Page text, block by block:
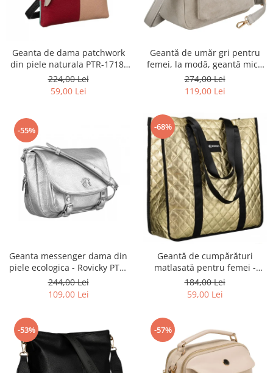
Geanta de dama patchwork
din piele naturala PTR-1718-
SKL-6922 MULTI
224,00 Lei
59,00 Lei
Geantă de umăr gri pentru
femei, la modă, geantă mică
urbană cu fermoar, piele
ecologică - Peterson PTR-PTN
MX02-P-7700
274,00 Lei
119,00 Lei
-55%
Geanta messenger dama din
piele ecologica - Rovicky PTR-
R-TOR-ALE-2-3776 SIL
244,00 Lei
109,00 Lei
-68%
Geantă de cumpărături
matlasată pentru femei -
Rovicky PTR-RSPV-001P-5277
GOLD
184,00 Lei
59,00 Lei
-53% -57%